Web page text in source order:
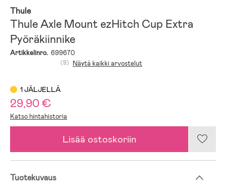
Thule
Thule Axle Mount ezHitch Cup Extra
Pyöräkiinnike
Artikkelinro. 699670
(9) Näytä kaikki arvostelut
1 JÄLJELLÄ
29,90 €
Katso hintahistoria
Lisää ostoskoriin
Tuotekuvaus